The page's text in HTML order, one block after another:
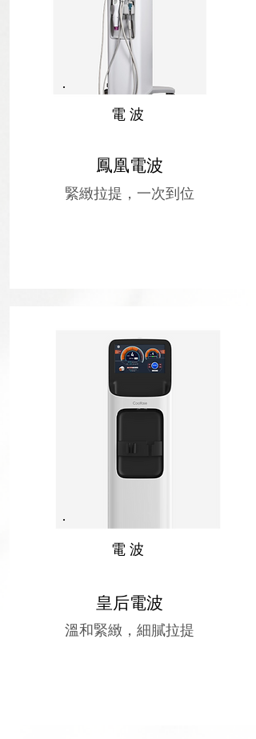
​電波
​鳳凰電波
緊緻拉提，一次到位
​電波
皇后電波
溫和緊緻，細膩拉提